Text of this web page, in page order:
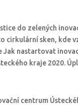
do zelených
cirkulární sken, kde
Jak nastartovat
kraje 2020.
centrum